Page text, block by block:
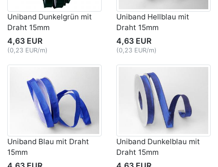
Uniband Dunkelgrün mit
Draht 15mm
4,63 EUR
(0,23 EUR/m)
Uniband Hellblau mit
Draht 15mm
4,63 EUR
(0,23 EUR/m)
Uniband Blau mit Draht
15mm
Uniband Dunkelblau mit
Draht 15mm